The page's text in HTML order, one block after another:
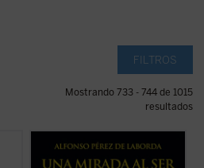
FILTROS
Mostrando 733 - 744 de 1015
resultados
Después de décadas de peregrinación
la verdad solamente puede haber quedado